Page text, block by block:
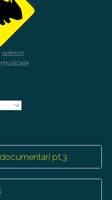
pt.3